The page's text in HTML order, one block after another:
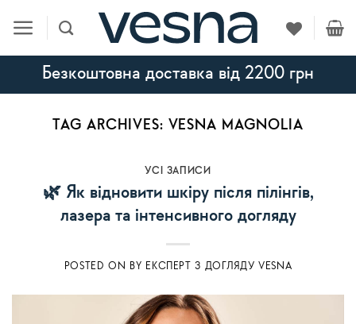
content
Безкоштовна доставка від 2200 грн
TAG ARCHIVES: VESNA MAGNOLIA
УСI ЗАПИСИ
🌿 Як відновити шкіру після пілінгів,
лазера та інтенсивного догляду
POSTED ON BY ЕКСПЕРТ З ДОГЛЯДУ VESNA